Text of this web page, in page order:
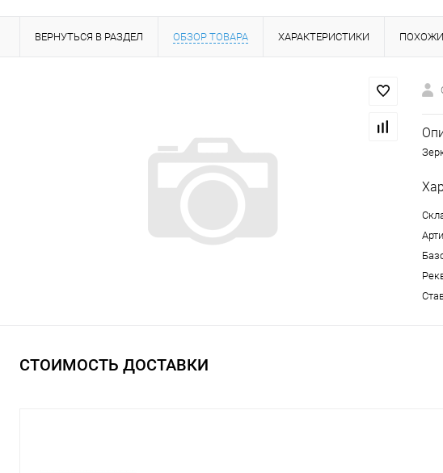
ВЕРНУТЬСЯ В РАЗДЕЛ ОБЗОР ТОВАРА ХАРАКТЕРИСТИКИ
СТОИМОСТЬ ДОСТАВКИ